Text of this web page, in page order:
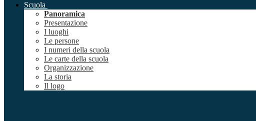
Scuola
Panoramica
Presentazione
I luoghi
Le persone
I numeri della scuola
Le carte della scuola
Organizzazione
La storia
Il logo